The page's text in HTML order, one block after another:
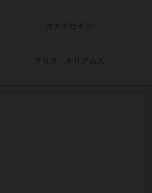
カナイセイジ
クリス・キリアムス